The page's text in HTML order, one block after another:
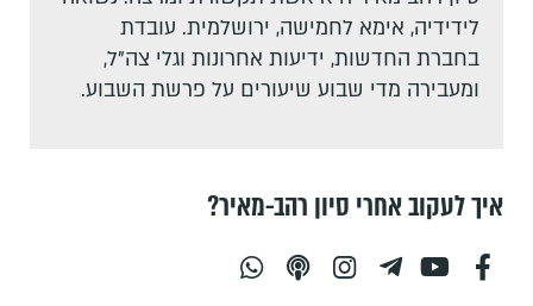
לידידיה, אימא לחמישה, ירושלמית. עובדת
בחברת החדשות, ידיעות אחרונות וגלי צה"ל,
ומעבירה מדי שבוע שיעורים על פרשת השבוע.
איך לעקוב אחרי סיון רהב-מאיר?